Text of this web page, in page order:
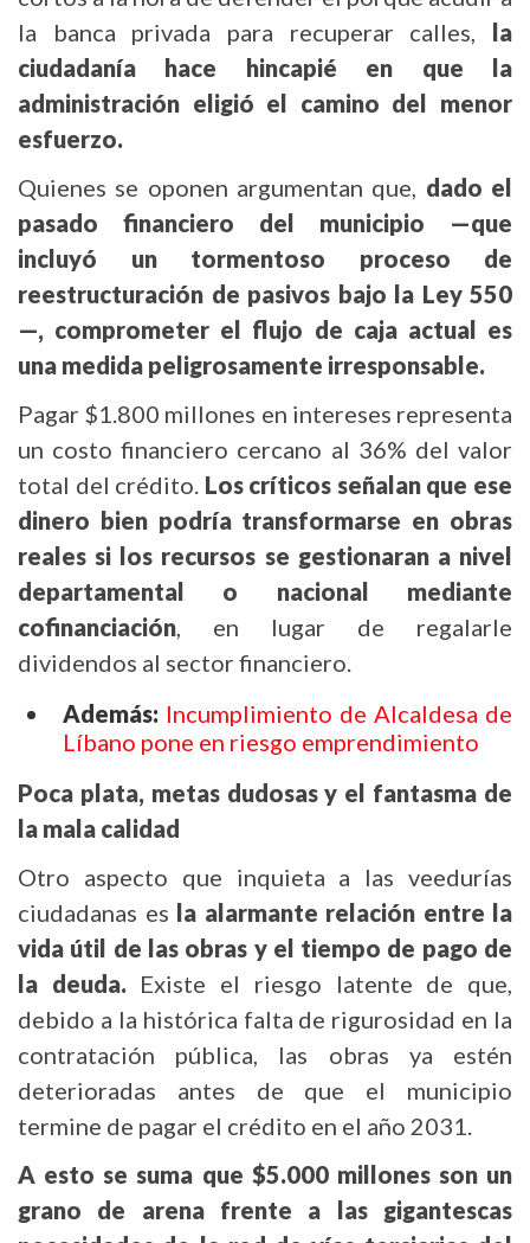
la banca privada para recuperar calles, la
ciudadanía hace hincapié en que la
administración eligió el camino del menor
esfuerzo.
Quienes se oponen argumentan que, dado el
pasado financiero del municipio —que
incluyó un tormentoso proceso de
reestructuración de pasivos bajo la Ley 550
—, comprometer el flujo de caja actual es
una medida peligrosamente irresponsable.
Pagar $1.800 millones en intereses representa
un costo financiero cercano al 36% del valor
total del crédito. Los críticos señalan que ese
dinero bien podría transformarse en obras
reales si los recursos se gestionaran a nivel
departamental o nacional mediante
cofinanciación, en lugar de regalarle
dividendos al sector financiero.
Además: Incumplimiento de Alcaldesa de
Líbano pone en riesgo emprendimiento
Poca plata, metas dudosas y el fantasma de
la mala calidad
Otro aspecto que inquieta a las veedurías
ciudadanas es la alarmante relación entre la
vida útil de las obras y el tiempo de pago de
la deuda. Existe el riesgo latente de que,
debido a la histórica falta de rigurosidad en la
contratación pública, las obras ya estén
deterioradas antes de que el municipio
termine de pagar el crédito en el año 2031.
A esto se suma que $5.000 millones son un
grano de arena frente a las gigantescas